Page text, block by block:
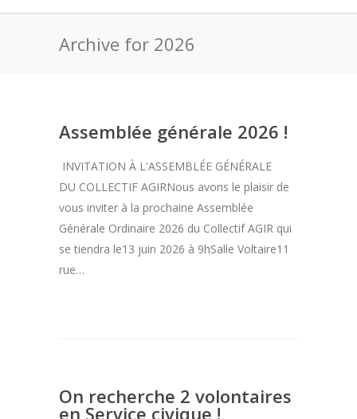
Archive for 2026
Assemblée générale 2026 !
INVITATION À L'ASSEMBLÉE GÉNÉRALE
DU COLLECTIF AGIRNous avons le plaisir de
vous inviter à la prochaine Assemblée
Générale Ordinaire 2026 du Collectif AGIR qui
se tiendra le13 juin 2026 à 9hSalle Voltaire11
rue…
On recherche 2 volontaires
en Service civique !